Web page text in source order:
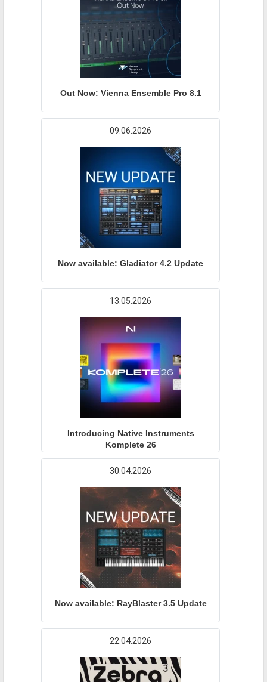
Out Now: Vienna Ensemble Pro 8.1
09.06.2026
Now available: Gladiator 4.2 Update
13.05.2026
Introducing Native Instruments
Komplete 26
30.04.2026
Now available: RayBlaster 3.5 Update
22.04.2026